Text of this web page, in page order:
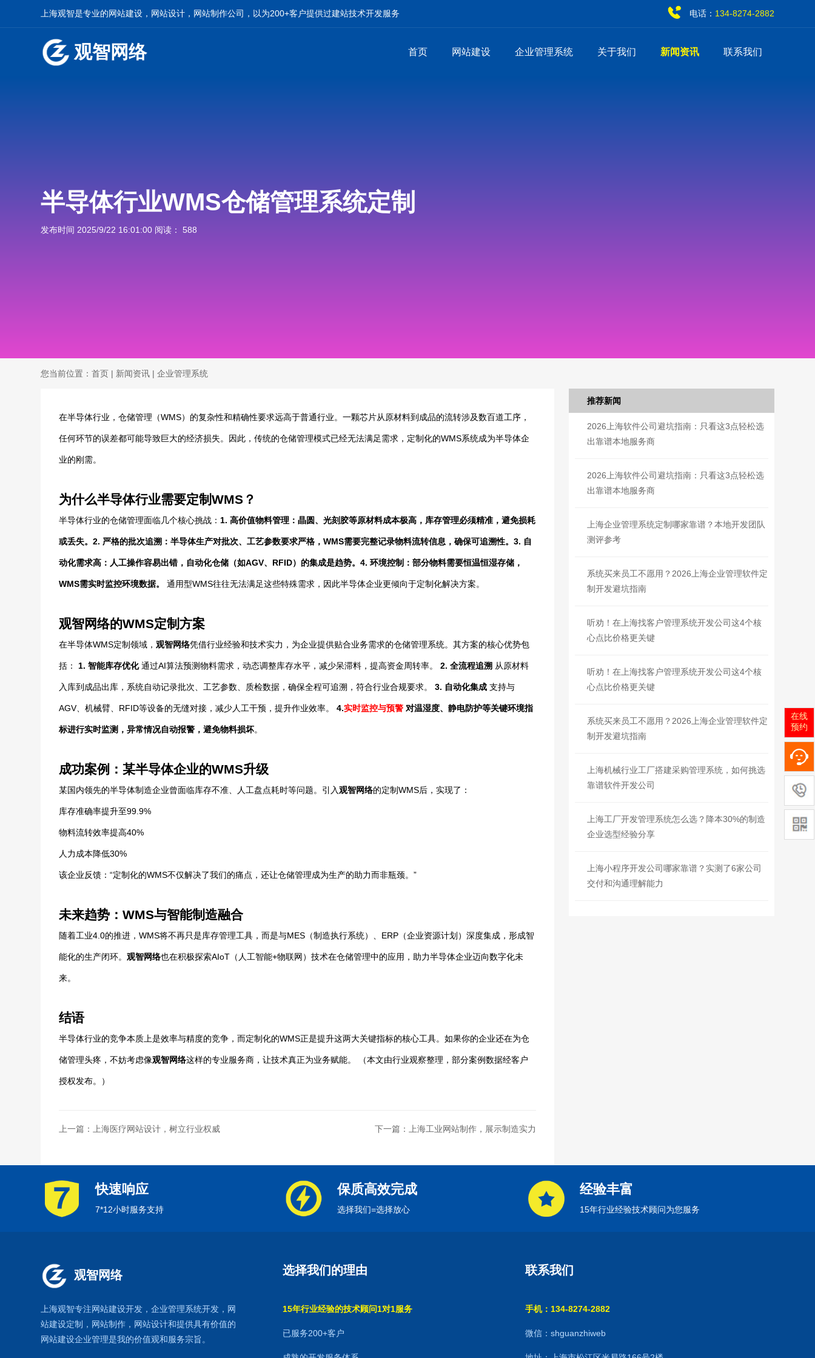
上海观智是专业的网站建设，网站设计，网站制作公司，以为200+客户提供过建站技术开发服务 134-8274-2882
电话：
观智网络 首页 网站建设 企业管理系统 关于我们 新闻资讯 联系我们
半导体行业WMS仓储管理系统定制
发布时间 2025/9/22 16:01:00 阅读： 588
您当前位置：首页 | 新闻资讯 | 企业管理系统
在半导体行业，仓储管理（WMS）的复杂性和精确性要求远高于普通行业。一颗芯片从原材料到成品的流转涉及数百道工序，
任何环节的误差都可能导致巨大的经济损失。因此，传统的仓储管理模式已经无法满足需求，定制化的WMS系统成为半导体企
业的刚需。
为什么半导体行业需要定制WMS？
半导体行业的仓储管理面临几个核心挑战： 1.高价值物料管理 ：晶圆、光刻胶等原材料成本极高，库存管理必须精准，避免损耗
或丢失。2. 严格的批次追溯 ：半导体生产对批次、工艺参数要求严格，WMS需要完整记录物料流转信息，确保可追溯性。3. 自
动化需求高 ：人工操作容易出错，自动化仓储（如AGV、RFID）的集成是趋势。4.环境控制 ：部分物料需要恒温恒湿存储，
WMS需实时监控环境数据。 通用型WMS往往无法满足这些特殊需求，因此半导体企业更倾向于定制化解决方案。
观智网络的WMS定制方案
在半导体WMS定制领域，观智网络凭借行业经验和技术实力，为企业提供贴合业务需求的仓储管理系统。其方案的核心优势包
括： 1. 智能库存优化通过AI算法预测物料需求，动态调整库存水平，减少呆滞料，提高资金周转率。2. 全流程追溯 从原材料
入库到成品出库，系统自动记录批次、工艺参数、质检数据，确保全程可追溯，符合行业合规要求。3. 自动化集成 支持与
AGV、机械臂、RFID等设备的无缝对接，减少人工干预，提升作业效率。4.实时监控与预警 对温湿度、静电防护等关键环境指
标进行实时监测，异常情况自动报警，避免物料损坏。
成功案例：某半导体企业的WMS升级
某国内领先的半导体制造企业曾面临库存不准、人工盘点耗时等问题。引入观智网络的定制WMS后，实现了：
库存准确率提升至99.9%
物料流转效率提高40%
人力成本降低30%
该企业反馈：“定制化的WMS不仅解决了我们的痛点，还让仓储管理成为生产的助力而非瓶颈。”
未来趋势：WMS与智能制造融合
随着工业4.0的推进，WMS将不再只是库存管理工具，而是与MES（制造执行系统）、ERP（企业资源计划）深度集成，形成智
能化的生产闭环。观智网络也在积极探索AIoT（人工智能+物联网）技术在仓储管理中的应用，助力半导体企业迈向数字化未
来。
结语
半导体行业的竞争本质上是效率与精度的竞争，而定制化的WMS正是提升这两大关键指标的核心工具。如果你的企业还在为仓
储管理头疼，不妨考虑像观智网络这样的专业服务商，让技术真正为业务赋能。 （本文由行业观察整理，部分案例数据经客户
授权发布。）
上一篇：上海医疗网站设计，树立行业权威 下一篇：上海工业网站制作，展示制造实力
推荐新闻
2026上海软件公司避坑指南：只看这3点轻松选
出靠谱本地服务商
2026上海软件公司避坑指南：只看这3点轻松选
出靠谱本地服务商
上海企业管理系统定制哪家靠谱？本地开发团队
测评参考
系统买来员工不愿用？2026上海企业管理软件定
制开发避坑指南
听劝！在上海找客户管理系统开发公司这4个核
心点比价格更关键
听劝！在上海找客户管理系统开发公司这4个核
心点比价格更关键
系统买来员工不愿用？2026上海企业管理软件定
制开发避坑指南
上海机械行业工厂搭建采购管理系统，如何挑选
靠谱软件开发公司
上海工厂开发管理系统怎么选？降本30%的制造
企业选型经验分享
上海小程序开发公司哪家靠谱？实测了6家公司
交付和沟通理解能力
快速响应
7*12小时服务支持
保质高效完成
选择我们=选择放心
经验丰富
15年行业经验技术顾问为您服务
观智网络
上海观智专注网站建设开发 ，企业管理系统开发， 网
站建设定制 ， 网站制作 ， 网站设计和提供具有价值的
网站建设企业管理是我的价值观和服务宗旨。
选择我们的理由
15年行业经验的技术顾问1对1服务
已服务200+客户
联系我们
手机：134-8274-2882
微信：shguanzhiweb
在线
预约